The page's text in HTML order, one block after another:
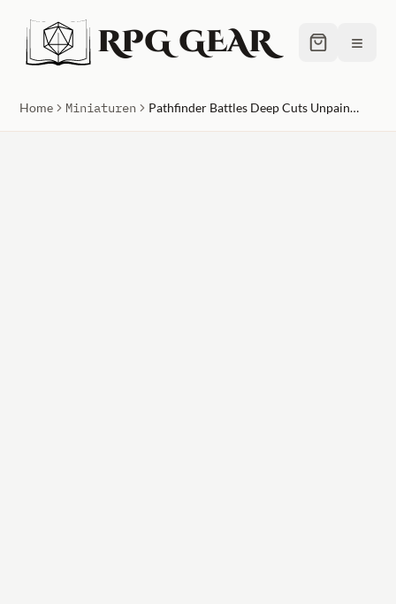
RPG GEAR ≡
Home Miniaturen Pathfinder Battles Deep Cuts Unpainted Miniatures (W7) Female Half- Elf Ranger